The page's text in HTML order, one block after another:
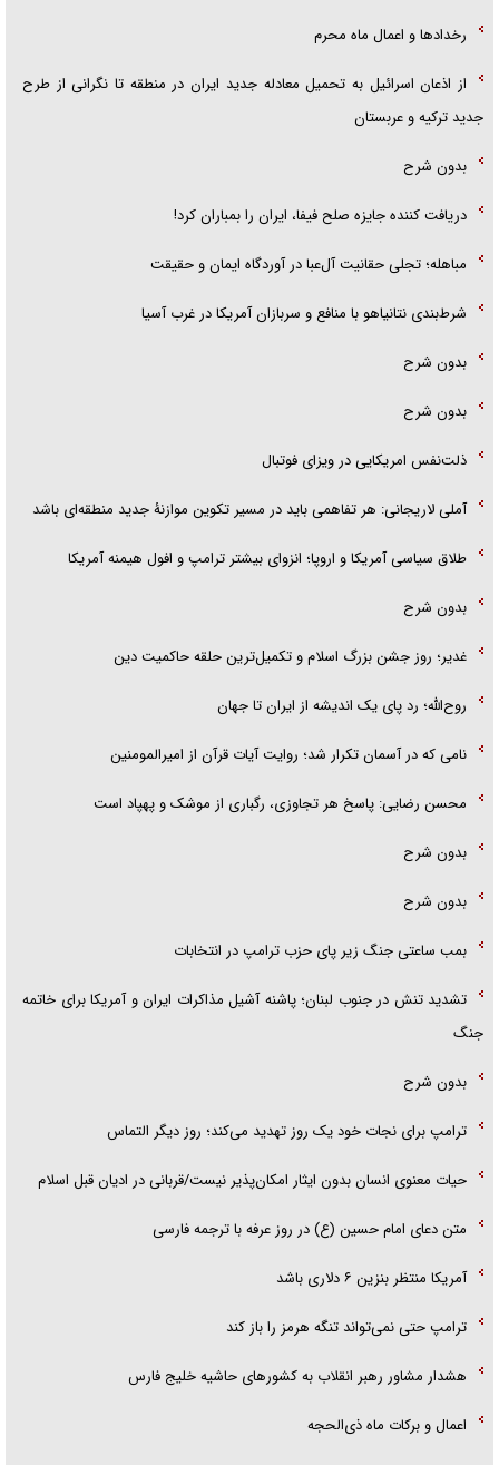
رخداد‌ها و اعمال ماه محرم
از اذعان اسرائیل به تحمیل معادله جدید ایران در منطقه تا نگرانی از طرح
جدید ترکیه و عربستان
بدون شرح
دریافت کننده جایزه صلح فیفا، ایران را بمباران کرد!
مباهله؛ تجلی حقانیت آل‌عبا در آوردگاه ایمان و حقیقت
شرط‌بندی نتانیاهو با منافع و سربازان آمریکا در غرب آسیا
بدون شرح
بدون شرح
ذلت‌نفس امریکایی در ویزای فوتبال
آملی لاریجانی: هر تفاهمی باید در مسیر تکوین موازنۀ جدید منطقه‌ای باشد
طلاق سیاسی آمریکا و اروپا؛ انزوای بیشتر ترامپ و افول هیمنه آمریکا
بدون شرح
غدیر؛ روز جشن بزرگ اسلام و تکمیل‌ترین حلقه حاکمیت دین
روح‌الله؛ رد پای یک اندیشه از ایران تا جهان
نامی که در آسمان تکرار شد؛ روایت آیات قرآن از امیرالمومنین
محسن رضایی: پاسخ هر تجاوزی، رگباری از موشک و پهپاد است
بدون شرح
بدون شرح
بمب ساعتی جنگ زیر پای حزب ترام‍پ در انتخابات
تشدید تنش در جنوب لبنان؛ پاشنه آشیل مذاکرات ایران و آمریکا برای خاتمه
جنگ
بدون شرح
ترامپ برای نجات خود یک روز تهدید می‌کند؛ روز دیگر التماس
حیات معنوی انسان بدون ایثار امکان‌پذیر نیست/قربانی در ادیان قبل اسلام
متن دعای امام حسین (ع) در روز عرفه با ترجمه فارسی
آمریکا منتظر بنزین ۶ دلاری باشد
ترامپ حتی نمی‌تواند تنگه هرمز را باز کند
هشدار مشاور رهبر انقلاب به کشور‌های حاشیه خلیج فارس
اعمال و برکات ماه ذی‌الحجه